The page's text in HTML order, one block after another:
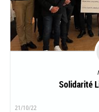
Solidarité
21/10/22